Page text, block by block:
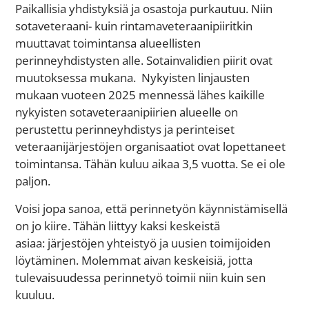
Paikallisia yhdistyksiä ja osastoja purkautuu. Niin
sotaveteraani- kuin rintamaveteraanipiiritkin
muuttavat toimintansa alueellisten
perinneyhdistysten alle. Sotainvalidien piirit ovat
muutoksessa mukana. Nykyisten linjausten
mukaan vuoteen 2025 mennessä lähes kaikille
nykyisten sotaveteraanipiirien alueelle on
perustettu perinneyhdistys ja perinteiset
veteraanijärjestöjen organisaatiot ovat lopettaneet
toimintansa. Tähän kuluu aikaa 3,5 vuotta. Se ei ole
paljon.
Voisi jopa sanoa, että perinnetyön käynnistämisellä
on jo kiire. Tähän liittyy kaksi keskeistä
asiaa: järjestöjen yhteistyö ja uusien toimijoiden
löytäminen. Molemmat aivan keskeisiä, jotta
tulevaisuudessa perinnetyö toimii niin kuin sen
kuuluu.